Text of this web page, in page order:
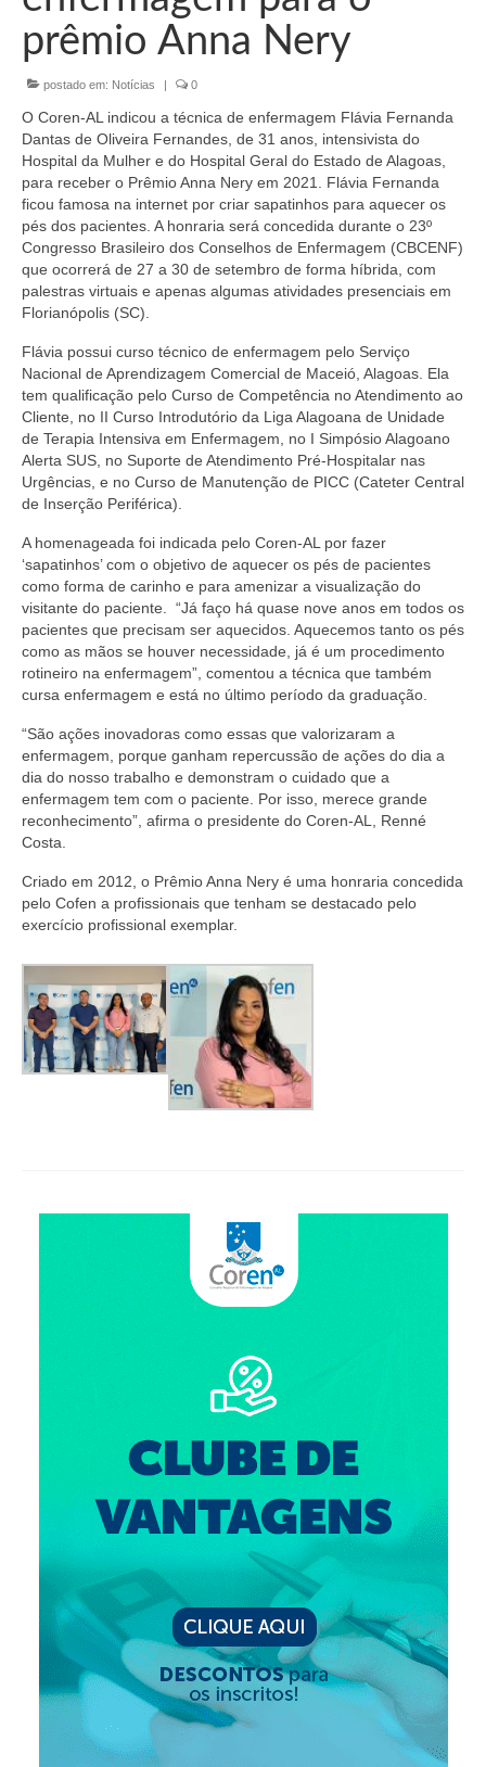
Conselheiros e Diretoria
Câmaras Técnicas
Carta de Serviços ao Cidadão
Governança
Transparência e Prestação de Contas
Eleições
Eleições Triênio 2027-2029
Eleições 2023
Eleições Anteriores
Agenda do presidente
Editais e licitação
Eleições
Fiscalização
Responsabilidade Técnica
Legislações
Portarias
Resoluções
Processos Éticos
Censura Pública
Suspensão do Exercício Profissional
Para Você
Procedimento para registro
Clube de Vantagens
prêmio Anna Nery
postado em: Notícias | 0
O Coren-AL indicou a técnica de enfermagem Flávia Fernanda
Dantas de Oliveira Fernandes, de 31 anos, intensivista do
Hospital da Mulher e do Hospital Geral do Estado de Alagoas,
para receber o Prêmio Anna Nery em 2021. Flávia Fernanda
ficou famosa na internet por criar sapatinhos para aquecer os
pés dos pacientes. A honraria será concedida durante o 23º
Congresso Brasileiro dos Conselhos de Enfermagem (CBCENF)
que ocorrerá de 27 a 30 de setembro de forma híbrida, com
palestras virtuais e apenas algumas atividades presenciais em
Florianópolis (SC).
Flávia possui curso técnico de enfermagem pelo Serviço
Nacional de Aprendizagem Comercial de Maceió, Alagoas. Ela
tem qualificação pelo Curso de Competência no Atendimento ao
Cliente, no II Curso Introdutório da Liga Alagoana de Unidade
de Terapia Intensiva em Enfermagem, no I Simpósio Alagoano
Alerta SUS, no Suporte de Atendimento Pré-Hospitalar nas
Urgências, e no Curso de Manutenção de PICC (Cateter Central
de Inserção Periférica).
A homenageada foi indicada pelo Coren-AL por fazer
‘sapatinhos’ com o objetivo de aquecer os pés de pacientes
como forma de carinho e para amenizar a visualização do
visitante do paciente. “Já faço há quase nove anos em todos os
pacientes que precisam ser aquecidos. Aquecemos tanto os pés
como as mãos se houver necessidade, já é um procedimento
rotineiro na enfermagem”, comentou a técnica que também
cursa enfermagem e está no último período da graduação.
“São ações inovadoras como essas que valorizaram a
enfermagem, porque ganham repercussão de ações do dia a
dia do nosso trabalho e demonstram o cuidado que a
enfermagem tem com o paciente. Por isso, merece grande
reconhecimento”, afirma o presidente do Coren-AL, Renné
Costa.
Criado em 2012, o Prêmio Anna Nery é uma honraria concedida
pelo Cofen a profissionais que tenham se destacado pelo
exercício profissional exemplar.